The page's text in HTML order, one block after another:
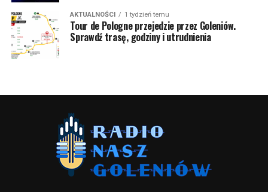
AKTUALNOŚCI 1 tydzień temu
Tour de Pologne przejedzie przez Goleniów.
Sprawdź trasę, godziny i utrudnienia